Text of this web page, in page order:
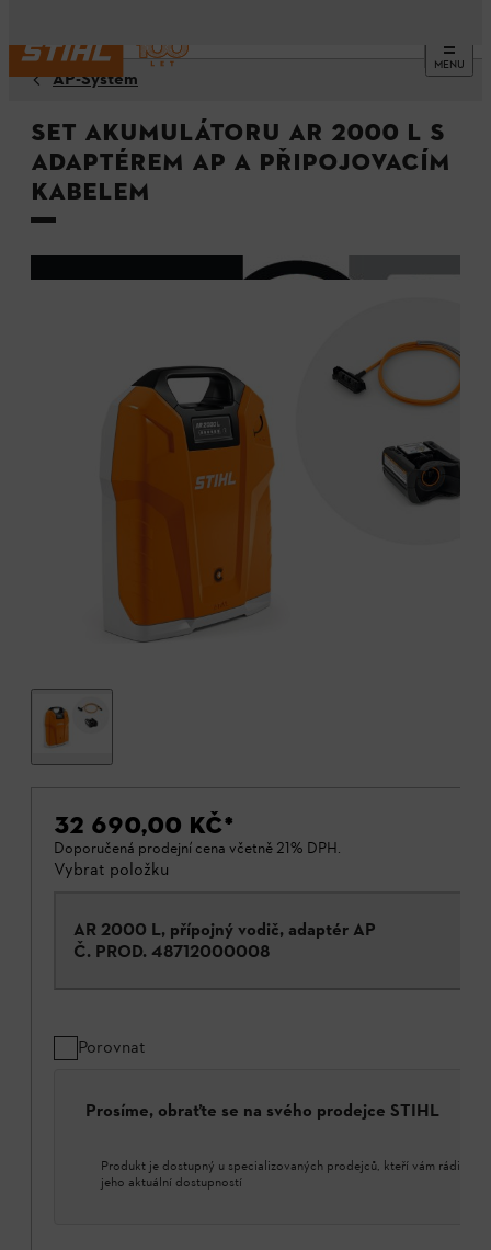
MENU
AP-Systém
Set akumulátoru AR 2000 L s
adaptérem AP a připojovacím
kabelem
32 690,00 KČ*
Doporučená prodejní cena včetně 21% DPH.
Vybrat položku
AR 2000 L, přípojný vodič, adaptér AP
Č. PROD. 48712000008
Porovnat
Prosíme, obraťte se na svého prodejce STIHL
Produkt je dostupný u specializovaných prodejců, kteří vám rádi
jeho aktuální dostupností